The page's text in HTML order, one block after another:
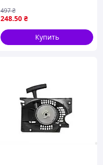
и садового инструмента
248.50 ₴
497₴
Купить